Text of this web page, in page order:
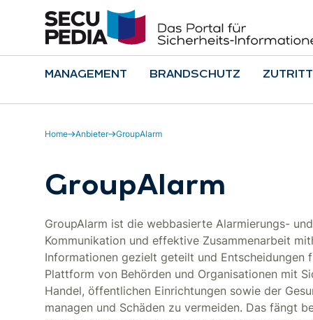
MANAGEMENT BRANDSCHUTZ ZUTRITT
Home Anbieter GroupAlarm
GroupAlarm
GroupAlarm ist die webbasierte Alarmierungs-
Kommunikation und effektive Zusammenarbeit
Informationen gezielt geteilt und
Plattform von Behörden und Organisationen mit
Handel, öffentlichen Einrichtungen sowie der
managen und Schäden zu vermeiden. Das fängt